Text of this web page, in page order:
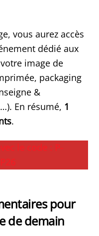
vous aurez accès
dédié aux
image de
packaging
&
En résumé, 1
.
le code : P-
pour
de demain